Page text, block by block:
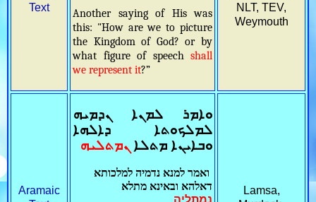
Text
Another saying of His was
this: "How are we to picture
the Kingdom of God? or by
what figure of speech shall
we represent it?”
NLT, TEV,
Weymouth
Aramaic
ܘܐܡܪ ܠܡܢܐ ܢܕܡܝܗ
ܠܡܠܟܘܬܐ ܕܐܠܗܐ
ܘܒܐܝܢܐ ܡܬܠܐ ܢܡܬܠܝܗ
ואמר למנא נדמיה למלכותא
דאלהא ובאינא מתלא
Lamsa,